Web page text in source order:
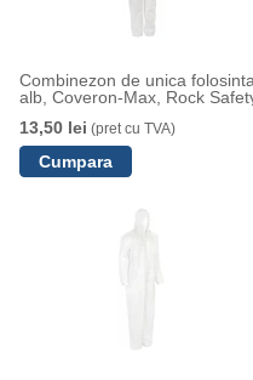
Combinezon de unica folosinta,
alb, Coveron-Max, Rock
13,50 lei (pret cu TVA)